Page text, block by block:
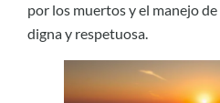
por los muertos y el manejo
digna y respetuosa.